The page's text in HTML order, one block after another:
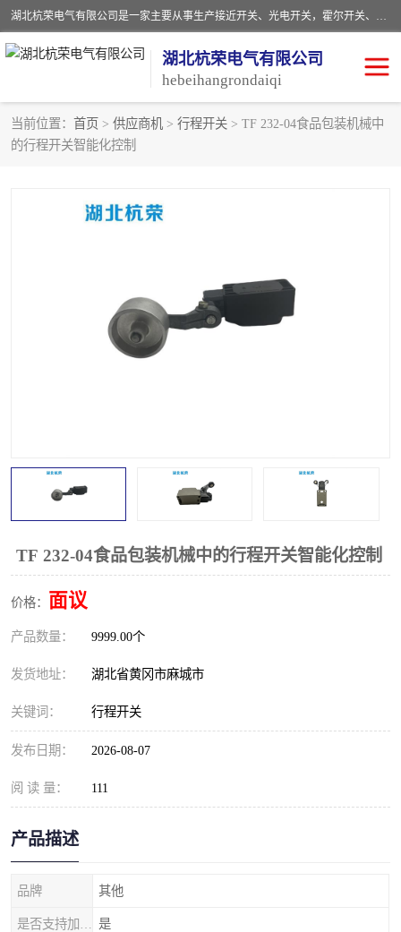
湖北杭荣电气有限公司是一家主要从事生产接近开关、光电开关，霍尔开关、两级跑偏开关、双向拉绳开关、速度监测器、皮带打滑开关、阻旋式料位开关、皮带纵向撕裂开关、溜槽堵塞开关、声光报警器、矿用磁性井筒开关等，主营行业：电气设备、仪器仪表制造, 高低压电器，成套电气设备，矿用防爆机电设备，皮带机综合保护系统，防爆电器，传感器，工矿配件，电器配件，自动化工业机器人的研发，制造，加工销售。
湖北杭荣电气有限公司
hebeihangrondaiqi
当前位置： 首页 > 供应商机 > 行程开关 > TF 232-04食品包装机械中
的行程开关智能化控制
TF 232-04食品包装机械中的行程开关智能化控制
价格： 面议
产品数量： 9999.00个
发货地址： 湖北省黄冈市麻城市
关键词： 行程开关
发布日期： 2026-08-07
阅 读 量： 111
产品描述
品牌 其他
是
阻旋料位开关
滑线指示灯
光电开关
溜槽堵塞检测开关
限位开关 速度检测器
速度传感器
微电脑超速开关